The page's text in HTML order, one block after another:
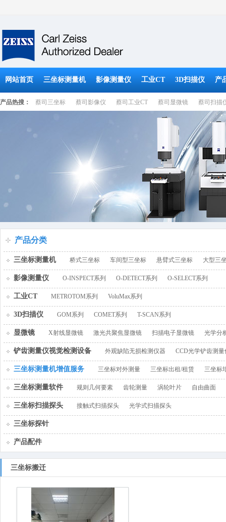
网站首页 三坐标测量机 影像测量仪 工业CT 3D扫描仪 产
产品热搜： 蔡司三坐标 蔡司影像仪 蔡司工业CT 蔡司显微镜 蔡司扫描
百叶窗图片
产品分类
三坐标测量机 桥式三坐标 车间型三坐标 悬臂式三坐标 大型三
影像测量仪 O-INSPECT系列 O-DETECT系列 O-SELECT系列
工业CT METROTOM系列 VoluMax系列
3D扫描仪 GOM系列 COMET系列 T-SCAN系列
显微镜 X射线显微镜 激光共聚焦显微镜 扫描电子显微镜 光学分
铲齿测量仪视觉检测设备 外观缺陷无损检测仪器 CCD光学铲齿测量
三坐标测量机增值服务 三坐标对外测量 三坐标出租/租赁 三坐标
三坐标测量软件 规则几何要素 齿轮测量 涡轮叶片 自由曲面
三坐标扫描探头 接触式扫描探头 光学式扫描探头
三坐标探针
产品配件
三坐标搬迁